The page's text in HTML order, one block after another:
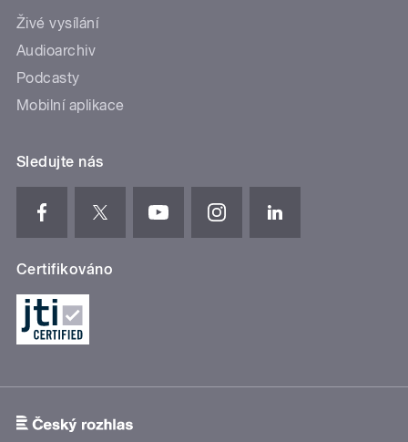
Živé vysílání
Audioarchiv
Podcasty
Mobilní aplikace
Sledujte nás
Certifikováno